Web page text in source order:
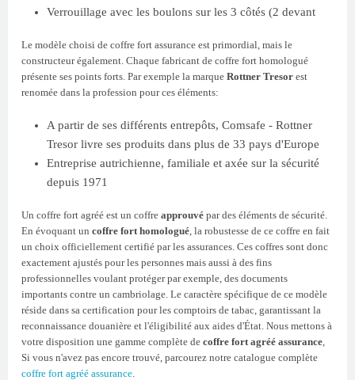
Verrouillage avec les boulons sur les 3 côtés (2 devant
Le modèle choisi de coffre fort assurance est primordial, mais le
constructeur également. Chaque fabricant de coffre fort homologué
présente ses points forts. Par exemple la marque Rottner Tresor est
renomée dans la profession pour ces éléments:
A partir de ses différents entrepôts, Comsafe - Rottner
Tresor livre ses produits dans plus de 33 pays d'Europe
Entreprise autrichienne, familiale et axée sur la sécurité
depuis 1971
Un coffre fort agréé est un coffre approuvé par des éléments de sécurité.
En évoquant un coffre fort homologué , la robustesse de ce coffre en fait
un choix officiellement certifié par les assurances. Ces coffres sont donc
exactement ajustés pour les personnes mais aussi à des fins
professionnelles voulant protéger par exemple, des documents
importants contre un cambriolage. Le caractère spécifique de ce modèle
réside dans sa certification pour les comptoirs de tabac, garantissant la
reconnaissance douanière et l'éligibilité aux aides d'État. Nous mettons à
votre disposition une gamme complète de coffre fort agréé assurance
Si vous n'avez pas encore trouvé, parcourez notre catalogue complète
coffre fort agréé assurance